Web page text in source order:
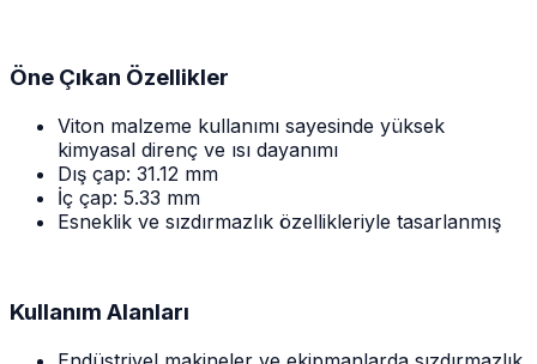
Öne Çıkan Özellikler
Viton malzeme kullanımı sayesinde yüksek
kimyasal direnç ve ısı dayanımı
Dış çap: 31.12 mm
İç çap: 5.33 mm
Esneklik ve sızdırmazlık özellikleriyle tasarlanmış
Kullanım Alanları